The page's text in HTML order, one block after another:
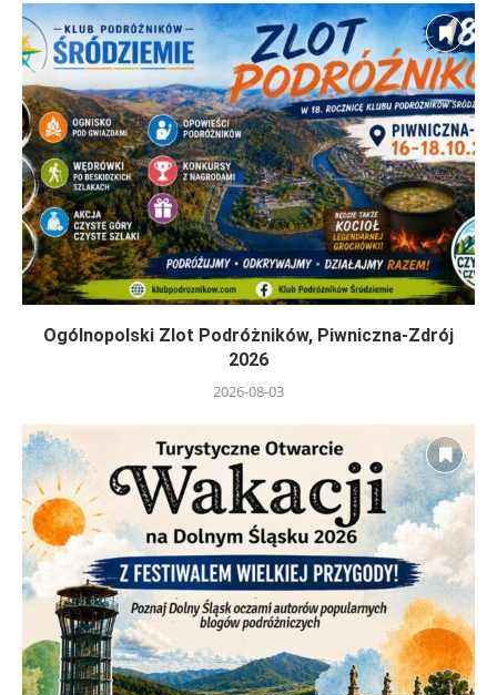
Ogólnopolski Zlot Podróżników, Piwniczna-Zdrój
2026
2026-08-03